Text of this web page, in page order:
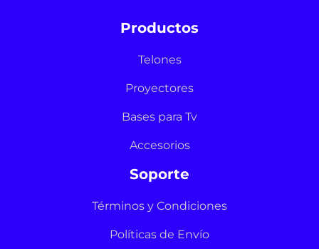
Productos
Telones
Proyectores
Bases para Tv
Accesorios
Soporte
Términos y Condiciones
Políticas de Envío